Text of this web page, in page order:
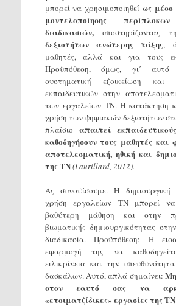
μπορεί να χρησιμοποιηθεί ως μέσο
μοντελοποίησης
διαδικασιών,υποστηρίζοντας
δεξιοτήτων ανώτερης τάξης,
μαθητές, αλλά και για τους
Προϋπόθεση, όμως, γι΄ αυτό
συστηματική εξοικείωση
εκπαιδευτικών στην
των εργαλείων ΤΝ. Η κατάκτηση
χρήση των ψηφιακών δεξιοτήτων
πλαίσιο απαιτεί
καθοδηγήσουν τους μαθητές και
αποτελεσματική, ηθική και
της ΤΝ(Laurillard, 2012).
Ας συνοψίσουμε. Η δημιουργική
χρήση εργαλείων ΤΝ μπορεί να
βαθύτερη μάθηση και στην
βιωματικής δημιουργικότητας
διαδικασία. Προϋπόθεση; Η
εφαρμογή της να
ειλικρίνεια και την
δασκάλων. Αυτό, απλά σημαίνει:
στον εαυτό σας να
«ετοιματζίδικες» εργασίες της ΤΝ.